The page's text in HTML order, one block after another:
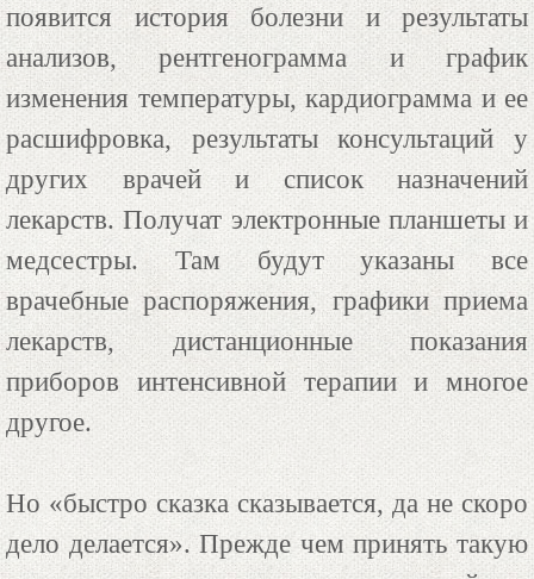
появится история болезни и результаты
анализов, рентгенограмма и график
изменения температуры, кардиограмма и ее
расшифровка, результаты консультаций у
других врачей и список назначений
лекарств. Получат электронные планшеты и
медсестры. Там будут указаны все
врачебные распоряжения, графики приема
лекарств, дистанционные показания
приборов интенсивной терапии и многое
другое.
Но «быстро сказка сказывается, да не скоро
дело делается». Прежде чем принять такую